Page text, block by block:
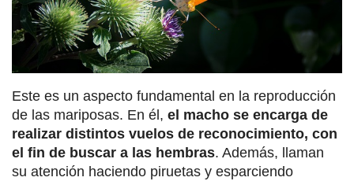
Este es un aspecto fundamental en la reproducción
de las mariposas. En él, el macho se encarga de
realizar distintos vuelos de reconocimiento, con
el fin de buscar a las hembras. Además, llaman
su atención haciendo piruetas y esparciendo